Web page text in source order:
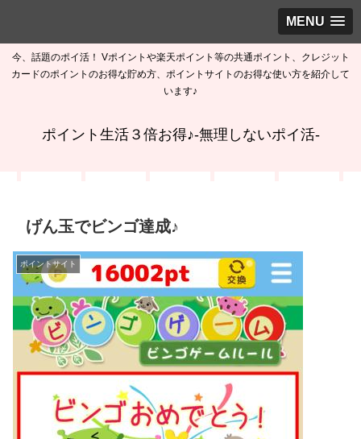
MENU
今、話題のポイ活！ Vポイントや楽天ポイント等の共通ポイント、クレジット
カードのポイントのお得な貯め方、ポイントサイトのお得な使い方を紹介して
います♪
ポイント生活３倍お得♪-無理しないポイ活-
げん玉でビンゴ達成♪
ポイントサイト